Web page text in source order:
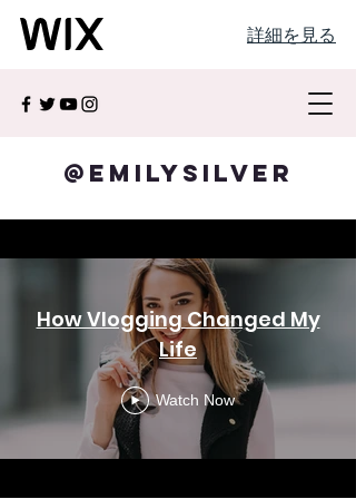
詳細を見る